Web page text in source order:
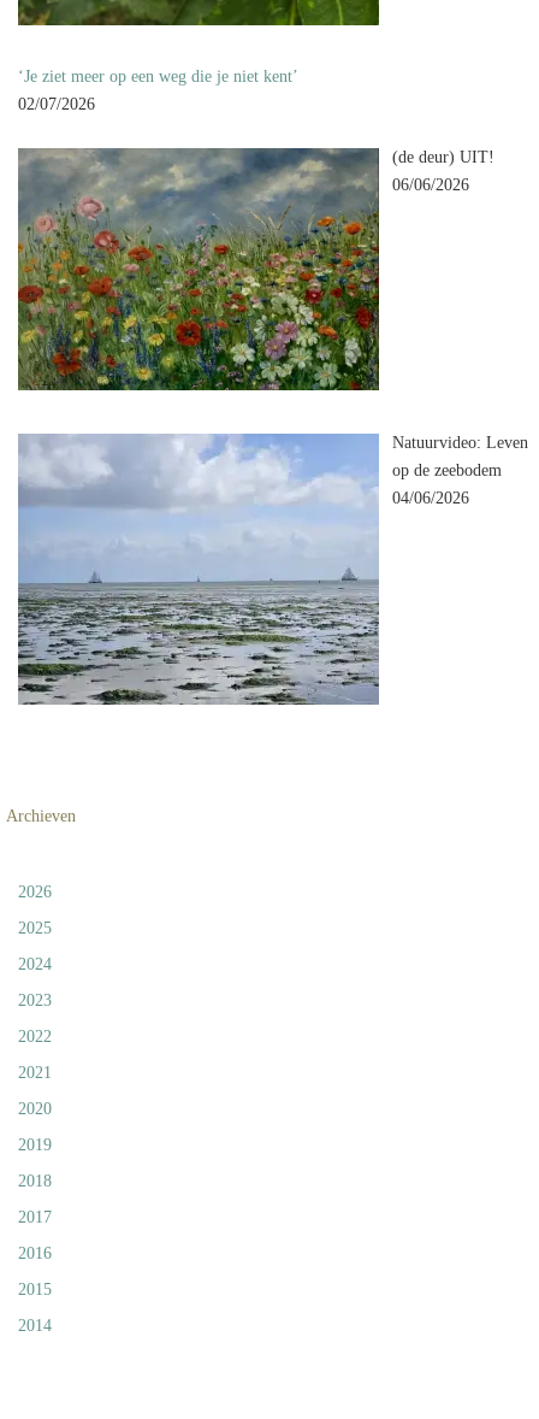
‘Je ziet meer op een weg die je niet kent’
02/07/2026
(de deur) UIT!
06/06/2026
Natuurvideo: Leven
op de zeebodem
04/06/2026
Archieven
2026
2025
2024
2023
2022
2021
2020
2019
2018
2017
2016
2015
2014